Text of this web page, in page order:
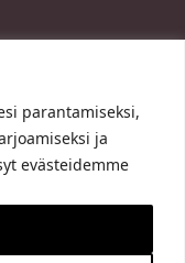
parantamiseksi,
ja
evästeidemme